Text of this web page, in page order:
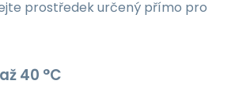
prostředek určený přímo pro
40 °C